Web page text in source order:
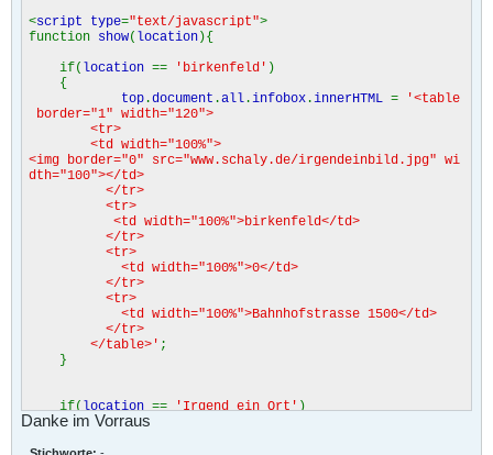
<script type="text/javascript">
function show( location){
if( location == 'birkenfeld' )
{
top .document .all .infobox .innerHTML =
'<table
border="1" width="120">
<tr>
<td width="100%">
<img border="0" src="www.schaly.de/irgendeinbild.jpg" wi
dth="100"></td>
</tr>
<tr>
<td width="100%">birkenfeld</td>
</tr>
<tr>
<td width="100%">0</td>
</tr>
<tr>
<td width="100%">Bahnhofstrasse 1500</td>
</tr>
</table>' ;
}
if( location == 'Irgend ein Ort' )
{
Danke im Vorraus
Stichworte: -